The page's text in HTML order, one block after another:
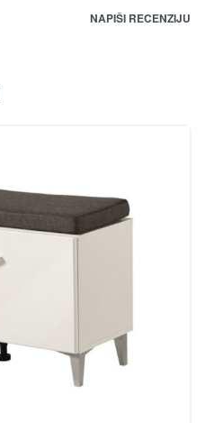
NAPIŠI RECENZIJU